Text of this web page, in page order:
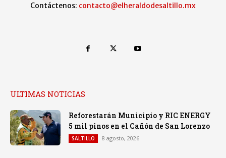
Contáctenos: contacto@elheraldodesaltillo.mx
ULTIMAS NOTICIAS
Reforestarán Municipio y RIC ENERGY
5 mil pinos en el Cañón de San Lorenzo
SALTILLO 8 agosto, 2026